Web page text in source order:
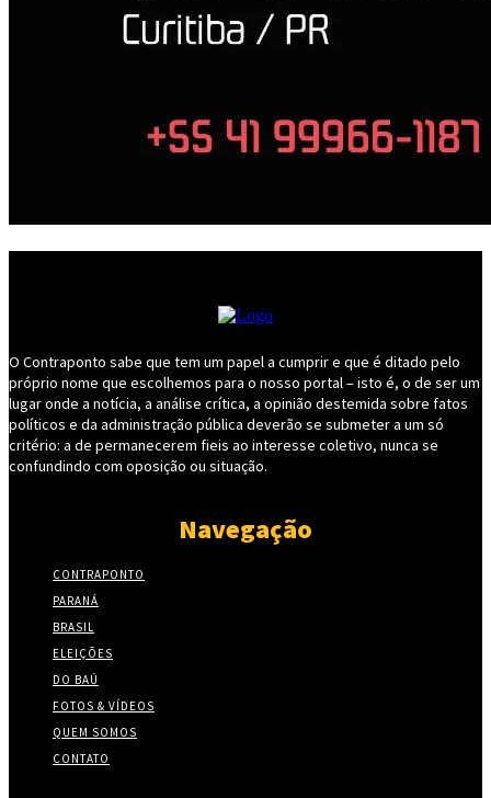
O Contraponto sabe que tem um papel a cumprir e que é ditado pelo
próprio nome que escolhemos para o nosso portal – isto é, o de ser um
lugar onde a notícia, a análise crítica, a opinião destemida sobre fatos
políticos e da administração pública deverão se submeter a um só
critério: a de permanecerem fieis ao interesse coletivo, nunca se
confundindo com oposição ou situação.
Navegação
CONTRAPONTO
PARANÁ
BRASIL
ELEIÇÕES
DO BAÚ
FOTOS & VÍDEOS
QUEM SOMOS
CONTATO